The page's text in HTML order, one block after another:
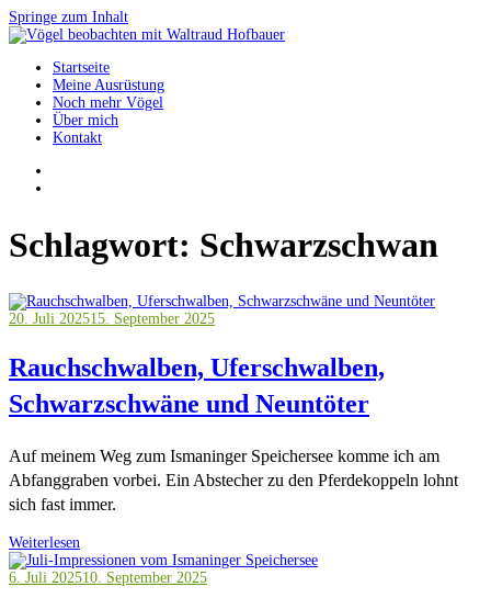
Springe zum Inhalt
Vögel beobachten mit Waltraud Hofbauer
Startseite
Meine Ausrüstung
Noch mehr Vögel
Über mich
Kontakt
Schlagwort: Schwarzschwan
20. Juli 202515. September 2025
Rauchschwalben, Uferschwalben,
Schwarzschwäne und Neuntöter
Auf meinem Weg zum Ismaninger Speichersee komme ich am
Abfanggraben vorbei. Ein Abstecher zu den Pferdekoppeln lohnt
sich fast immer.
Weiterlesen
6. Juli 202510. September 2025